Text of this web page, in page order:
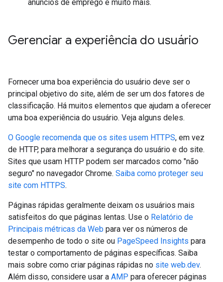
anúncios de emprego e muito mais.
Gerenciar a experiência do usuário
Fornecer uma boa experiência do usuário deve ser o
principal objetivo do site, além de ser um dos fatores de
classificação. Há muitos elementos que ajudam a oferecer
uma boa experiência do usuário. Veja alguns deles.
O Google recomenda que os sites usem HTTPS, em vez
de HTTP, para melhorar a segurança do usuário e do site.
Sites que usam HTTP podem ser marcados como "não
seguro" no navegador Chrome. Saiba como proteger seu
site com HTTPS.
Páginas rápidas geralmente deixam os usuários mais
satisfeitos do que páginas lentas. Use o Relatório de
Principais métricas da Web para ver os números de
desempenho de todo o site ou PageSpeed Insights para
testar o comportamento de páginas específicas. Saiba
mais sobre como criar páginas rápidas no site web.dev.
Além disso, considere usar a AMP para oferecer páginas